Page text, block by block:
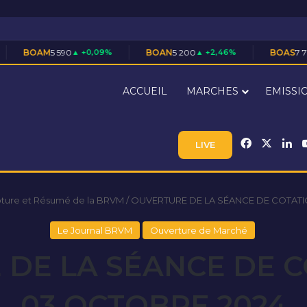
▲ +0,09% BOAN5 200 ▲ +2,46% BOAS7 710 ▲ +1,45%
ACCUEIL MARCHES
LIVE Facebook
et Résumé de la BRVM / OUVERTURE DE LA SÉANCE DE
Le Journal BRVM Ouverture de Marché